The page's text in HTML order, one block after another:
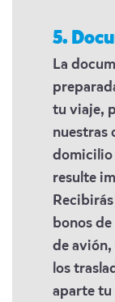
5.
La
tu viaje,
nuestras
domicilio
resulte
bonos
de avión,
los
aparte tu